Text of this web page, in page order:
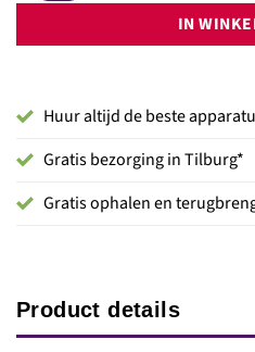
IN
Huur altijd de beste
Gratis bezorging in Tilburg*
Gratis ophalen en
Product details